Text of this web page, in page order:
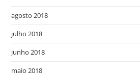
agosto 2018
julho 2018
junho 2018
maio 2018